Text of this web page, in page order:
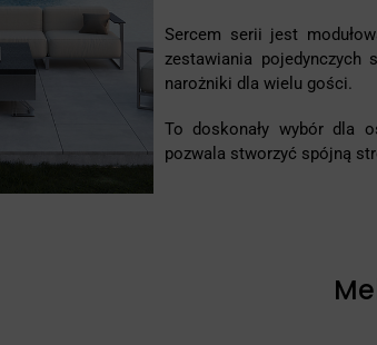
Sercem serii jest
zestawiania
narożniki dla wielu gości.
To doskonały wybór dla
pozwala stworzyć spójną